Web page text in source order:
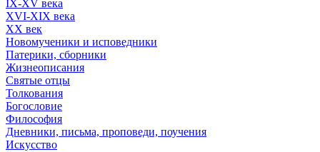
IX-XV века
XVI-XIX века
XX век
Новомученики и исповедники
Патерики, сборники
Жизнеописания
Святые отцы
Толкования
Богословие
Философия
Дневники, письма, проповеди, поучения
Искусство